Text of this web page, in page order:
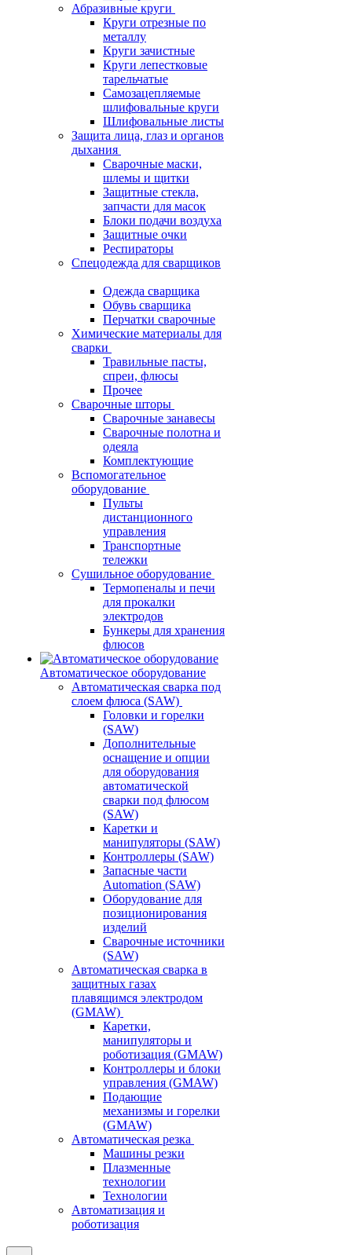
Абразивные круги
Круги отрезные по
металлу
Круги зачистные
Круги лепестковые
тарельчатые
Самозацепляемые
шлифовальные круги
Шлифовальные листы
Защита лица, глаз и органов
дыхания
Сварочные маски,
шлемы и щитки
Защитные стекла,
запчасти для масок
Блоки подачи воздуха
Защитные очки
Респираторы
Спецодежда для сварщиков
Одежда сварщика
Обувь сварщика
Перчатки сварочные
Химические материалы для
сварки
Травильные пасты,
спреи, флюсы
Прочее
Сварочные шторы
Сварочные занавесы
Сварочные полотна и
одеяла
Комплектующие
Вспомогательное
оборудование
Пульты
дистанционного
управления
Транспортные
тележки
Сушильное оборудование
Термопеналы и печи
для прокалки
электродов
Бункеры для хранения
флюсов
Автоматическое оборудование
Автоматическая сварка под
слоем флюса (SAW)
Головки и горелки
(SAW)
Дополнительные
оснащение и опции
для оборудования
автоматической
сварки под флюсом
(SAW)
Каретки и
манипуляторы (SAW)
Контроллеры (SAW)
Запасные части
Automation (SAW)
Оборудование для
позиционирования
изделий
Сварочные источники
(SAW)
Автоматическая сварка в
защитных газах
плавящимся электродом
(GMAW)
Каретки,
манипуляторы и
роботизация (GMAW)
Контроллеры и блоки
управления (GMAW)
Подающие
механизмы и горелки
(GMAW)
Автоматическая резка
Машины резки
Плазменные
технологии
Технологии
Автоматизация и
роботизация